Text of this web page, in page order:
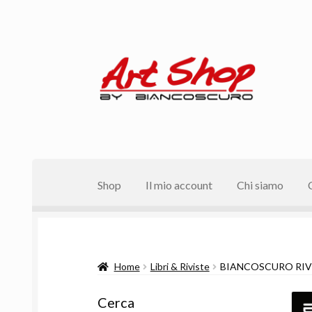
alla
navigazione
contenuto
Shop Il mio account Chi siamo
Home Libri & Riviste BIANCOSCURO
Cerca